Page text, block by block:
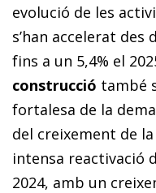
evolució de les
s’han accelerat des
fins a un 5,4% el
construcció també
fortalesa de la
del creixement de
intensa reactivació
2024, amb un